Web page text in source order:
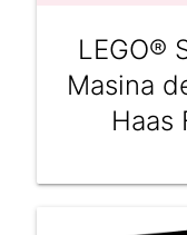
LEGO®
Masina
Haas